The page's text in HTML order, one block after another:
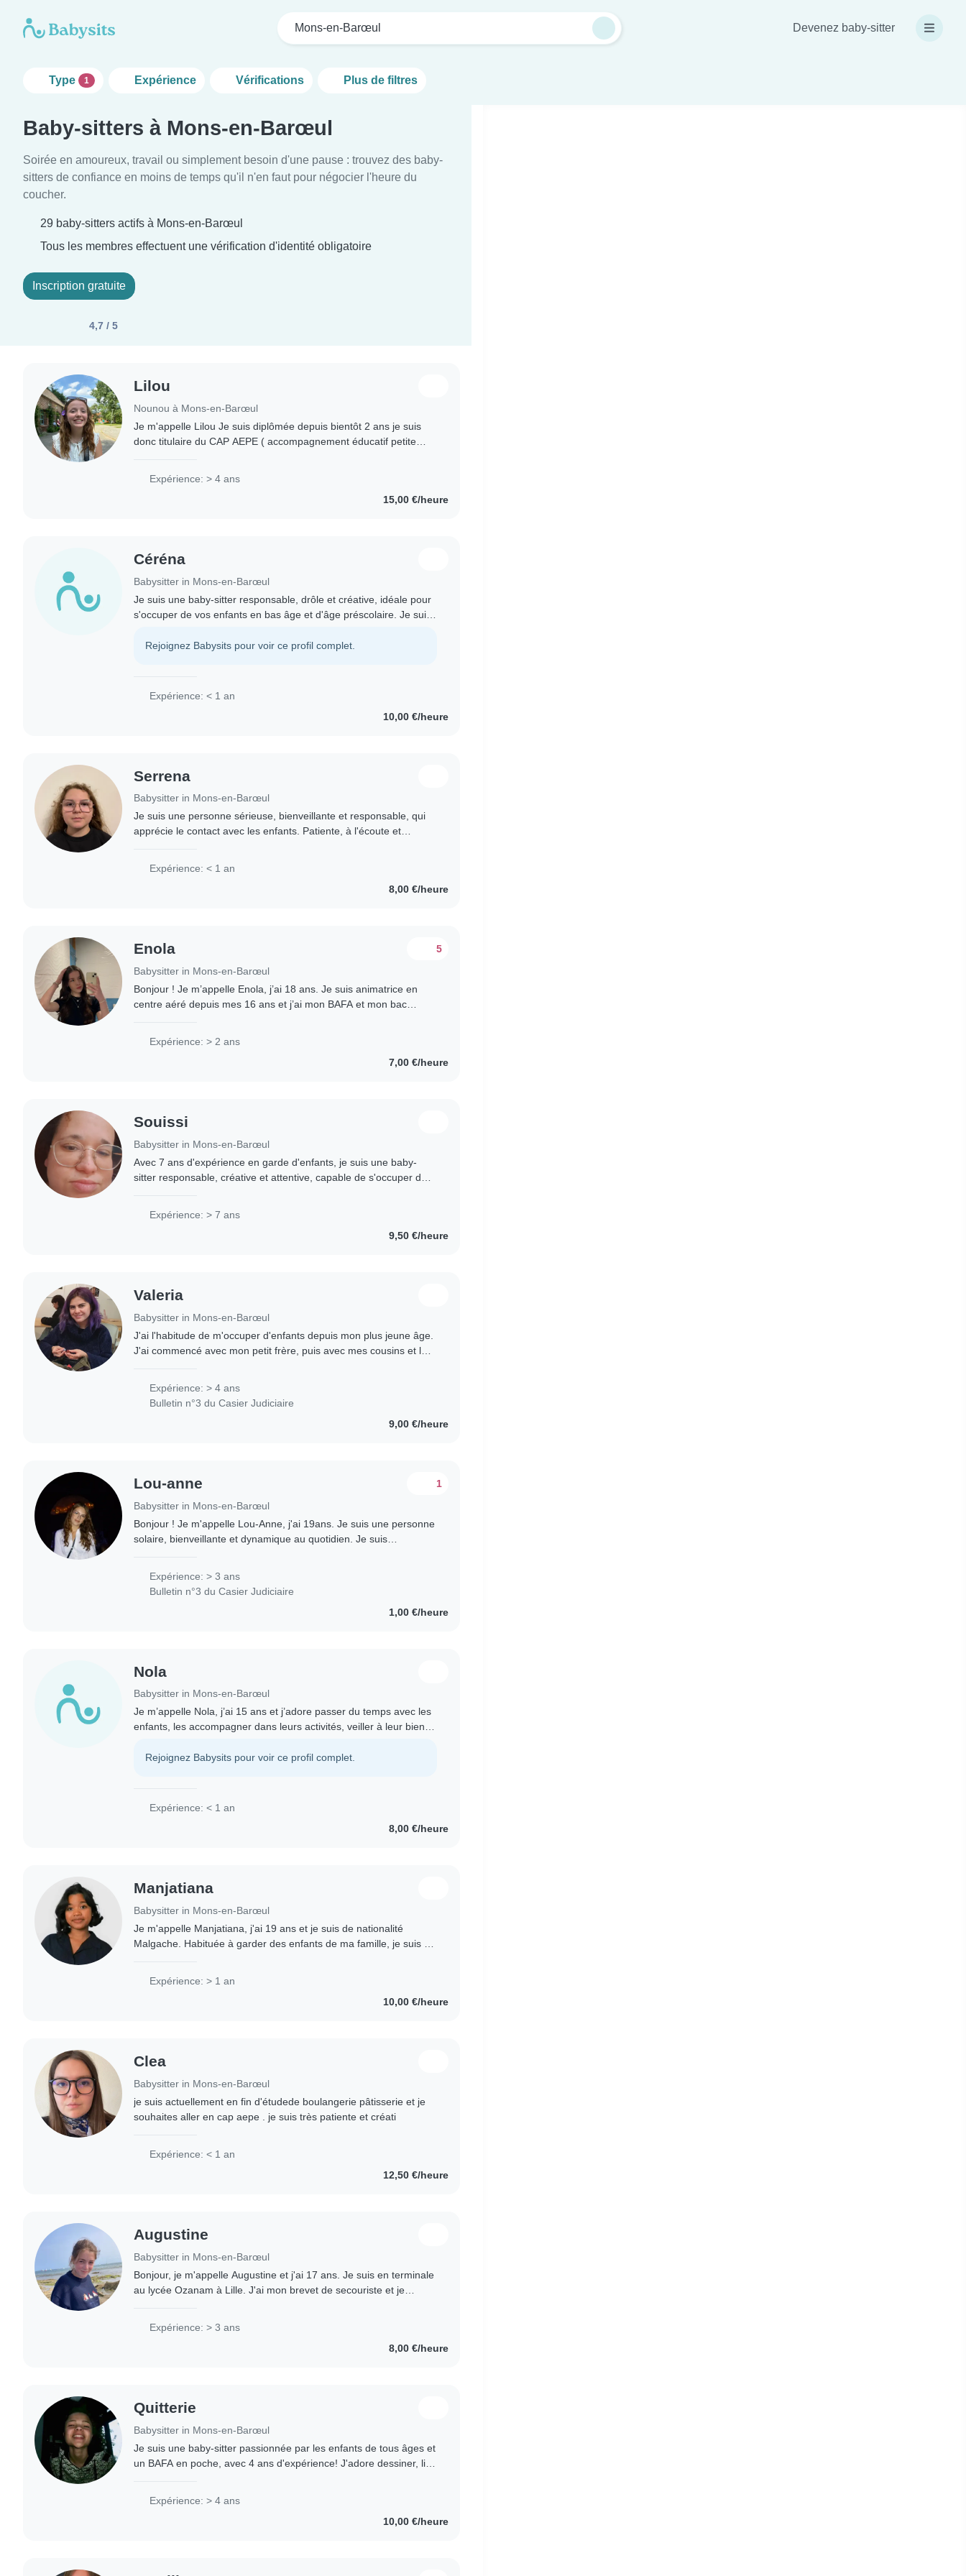
Mons-en-Barœul Devenez baby-sitter
Type 1 Expérience Vérifications Plus de filtres
Baby-sitters à Mons-en-Barœul
Soirée en amoureux, travail ou simplement besoin d'une pause : trouvez des baby-
sitters de confiance en moins de temps qu'il n'en faut pour négocier l'heure du
coucher.
29 baby-sitters actifs à Mons-en-Barœul
Tous les membres effectuent une vérification d'identité obligatoire
Inscription gratuite
4,7 / 5
Lilou
Nounou à Mons-en-Barœul
Je m'appelle Lilou Je suis diplômée depuis bientôt 2 ans je suis
donc titulaire du CAP AEPE ( accompagnement éducatif petite
Expérience: > 4 ans
15,00 €/heure
Céréna
Babysitter in Mons-en-Barœul
Je suis une baby-sitter responsable, drôle et créative, idéale pour
s'occuper de vos enfants en bas âge et d'âge préscolaire. Je suis
Rejoignez Babysits pour voir ce profil complet.
Expérience: < 1 an
10,00 €/heure
Serrena
Babysitter in Mons-en-Barœul
Je suis une personne sérieuse, bienveillante et responsable, qui
apprécie le contact avec les enfants. Patiente, à l'écoute et
Expérience: < 1 an
8,00 €/heure
Enola
Babysitter in Mons-en-Barœul
5
Bonjour ! Je m’appelle Enola, j’ai 18 ans. Je suis animatrice en
centre aéré depuis mes 16 ans et j’ai mon BAFA et mon bac
Expérience: > 2 ans
7,00 €/heure
Souissi
Babysitter in Mons-en-Barœul
Avec 7 ans d'expérience en garde d'enfants, je suis une baby-
sitter responsable, créative et attentive, capable de s'occuper des
Expérience: > 7 ans
9,50 €/heure
Valeria
Babysitter in Mons-en-Barœul
J'ai l'habitude de m'occuper d'enfants depuis mon plus jeune âge.
J'ai commencé avec mon petit frère, puis avec mes cousins et les
Expérience: > 4 ans
Bulletin n°3 du Casier Judiciaire
9,00 €/heure
Lou-anne
Babysitter in Mons-en-Barœul
1
Bonjour ! Je m'appelle Lou-Anne, j'ai 19ans. Je suis une personne
solaire, bienveillante et dynamique au quotidien. Je suis
Expérience: > 3 ans
Bulletin n°3 du Casier Judiciaire
1,00 €/heure
Nola
Babysitter in Mons-en-Barœul
Je m’appelle Nola, j’ai 15 ans et j’adore passer du temps avec les
enfants, les accompagner dans leurs activités, veiller à leur bien-
Rejoignez Babysits pour voir ce profil complet.
Expérience: < 1 an
8,00 €/heure
Manjatiana
Babysitter in Mons-en-Barœul
Je m'appelle Manjatiana, j'ai 19 ans et je suis de nationalité
Malgache. Habituée à garder des enfants de ma famille, je suis de
Expérience: > 1 an
10,00 €/heure
Clea
Babysitter in Mons-en-Barœul
je suis actuellement en fin d'étudede boulangerie pâtisserie et je
souhaites aller en cap aepe . je suis très patiente et créati
Expérience: < 1 an
12,50 €/heure
Augustine
Babysitter in Mons-en-Barœul
Bonjour, je m'appelle Augustine et j'ai 17 ans. Je suis en terminale
au lycée Ozanam à Lille. J'ai mon brevet de secouriste et je
Expérience: > 3 ans
8,00 €/heure
Quitterie
Babysitter in Mons-en-Barœul
Je suis une baby-sitter passionnée par les enfants de tous âges et
un BAFA en poche, avec 4 ans d'expérience! J'adore dessiner, lire
Expérience: > 4 ans
10,00 €/heure